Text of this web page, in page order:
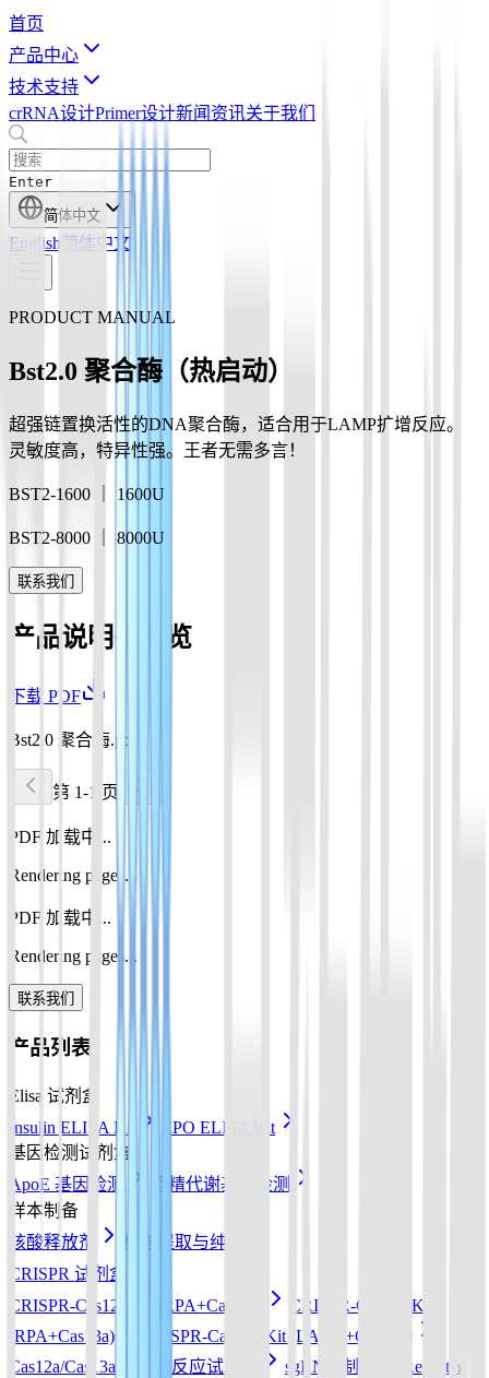
首页
产品中心
技术支持
crRNA设计Primer设计新闻资讯关于我们
Enter
简体中文
English 简体中文
PRODUCT MANUAL
Bst2.0 聚合酶（热启动）
超强链置换活性的DNA聚合酶，适合用于LAMP扩增反应。
灵敏度高，特异性强。王者无需多言！
BST2-1600 ｜ 1600U
BST2-8000 ｜ 8000U
联系我们
产品说明书预览
下载 PDF
Bst2.0 聚合酶.pdf
第 1-1 页
PDF 加载中...
Rendering pages...
PDF 加载中...
Rendering pages...
联系我们
产品列表
Elisa 试剂盒
Insulin ELISA Kit
EPO ELISA Kit
基因检测试剂盒
ApoE 基因检测
酒精代谢基因检测
样本制备
核酸释放剂
核酸提取与纯化
CRISPR 试剂盒
CRISPR-Cas12a Kit (RPA+Cas12a)
CRISPR-Cas13a Kit
(RPA+Cas13a)
CRISPR-Cas12b Kit (LAMP+Cas12b)
Cas12a/Cas13a/Cas14a反应试剂盒
sgRNA 制备
Reporter